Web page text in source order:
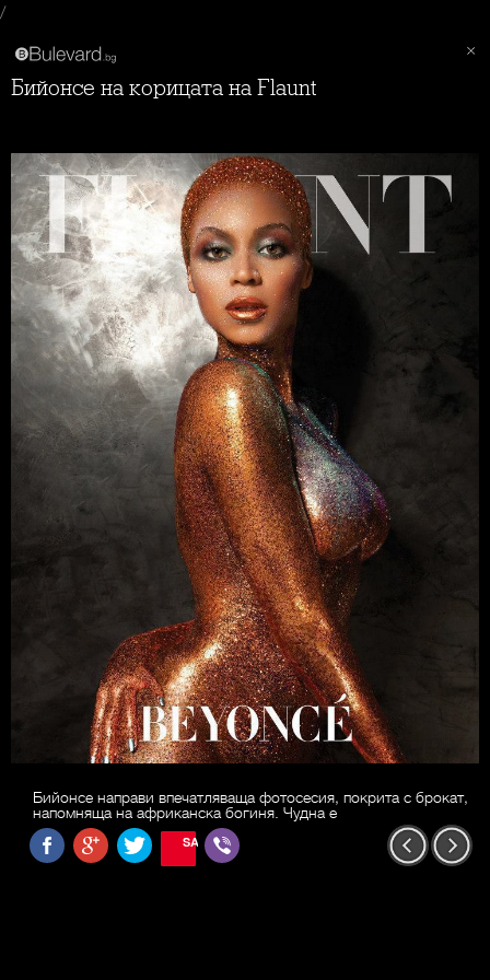
/
Бийонсе на корицата на Flaunt
Бийонсе направи впечатляваща фотосесия, покрита с брокат,
напомняща на африканска богиня. Чудна е
SAVE